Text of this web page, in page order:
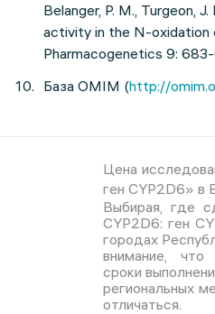
Belanger, P. M., Turgeon,
activity in the N-oxidation
Pharmacogenetics 9:
База OMIM (http://
Цена
ген СYP2D6» в
Выбирая, где
СYP2D6: ген
городах
внимание,
сроки
региональных
отличаться.